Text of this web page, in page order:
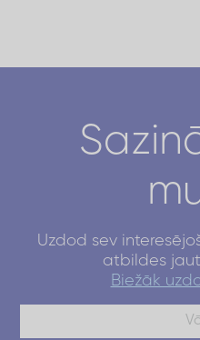
Uzdod sev
atbildes
Biežāk